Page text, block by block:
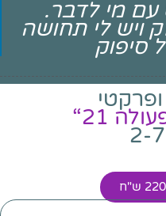
עם מי לדבר.
ויש לי תחושה
סיפוק